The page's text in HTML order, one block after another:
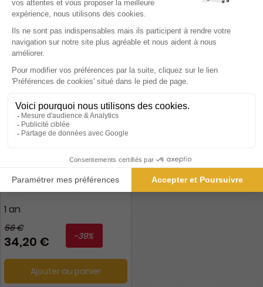
La Montagne et Alpinisme
1 an
56 €
34,20 € -39%
Ajouter au panier